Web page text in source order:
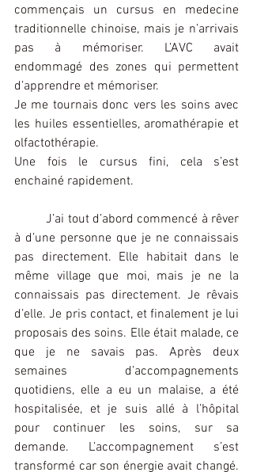
commençais un cursus en medecine
traditionnelle chinoise, mais je n’arrivais
pas à mémoriser. L’AVC avait
endommagé des zones qui permettent
d’apprendre et mémoriser.
Je me tournais donc vers les soins avec
les huiles essentielles, aromathérapie et
olfactothérapie.
Une fois le cursus fini, cela s’est
enchainé rapidement.
	J’ai tout d’abord commencé à rêver
à d’une personne que je ne connaissais
pas directement. Elle habitait dans le
même village que moi, mais je ne la
connaissais pas directement. Je rêvais
d’elle. Je pris contact, et finalement je lui
proposais des soins. Elle était malade, ce
que je ne savais pas. Après deux
semaines d’accompagnements
quotidiens, elle a eu un malaise, a été
hospitalisée, et je suis allé à l’hôpital
pour continuer les soins, sur sa
demande. L’accompagnement s’est
transformé car son énergie avait changé.